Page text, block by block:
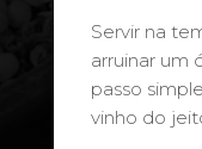
Servir na
arruinar um
passo
vinho do